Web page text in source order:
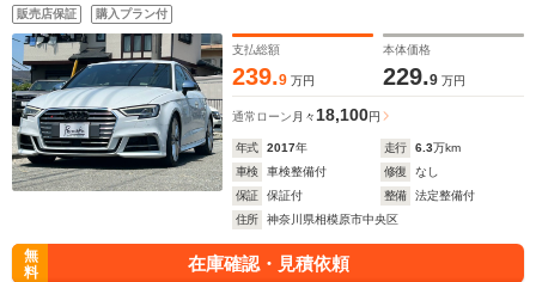
販売店保証 購入プラン付
支払総額
239.9 万円
本体価格
229.9 万円
通常ローン 月々 18,100円
年式 2017年 走行 6.3万km
車検
車検整備付 修復
なし
保証
保証付 整備
法定整備付
住所
神奈川県相模原市中央区
無
料
在庫確認・見積依頼